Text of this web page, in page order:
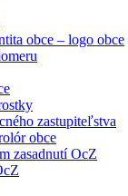
obce – logo obce
zastupiteľstva
obce
zasadnutí OcZ